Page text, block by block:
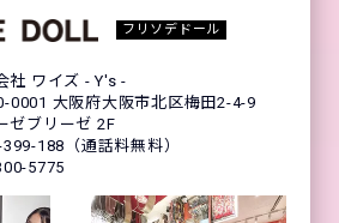
フリソデドール
社 ワイズ - Y's -
0001 大阪府大阪市北区梅田2-4-9
ゼブリーゼ 2F
188（通話料無料）
5775